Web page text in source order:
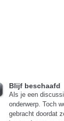
Blijf beschaafd
Als je een
onderwerp. Toch
gebracht doordat